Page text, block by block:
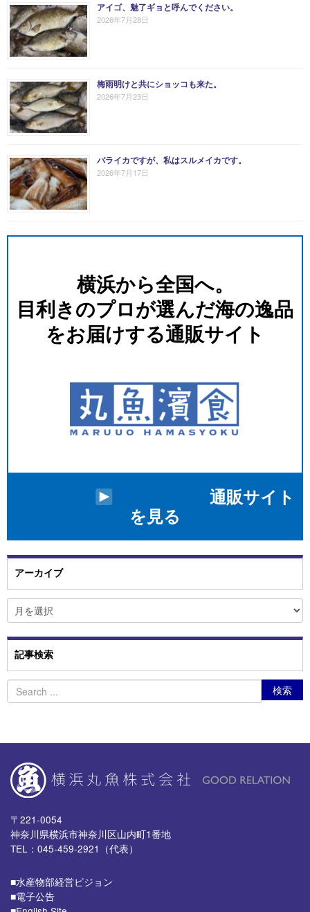
アイゴ、魅了ギョと呼んでください。
2026年7月28日
梅雨明けと共にショッコも来た。
2026年7月23日
バライカですが、私はスルメイカです。
2026年7月17日
横浜から全国へ。
⽬利きのプロが選んだ海の逸品
をお届けする通販サイト
通販サイト
を見る
アーカイブ
ア
ー
カ
イ
ブ
記事検索
〒221-0054
神奈川県横浜市神奈川区山内町1番地
TEL：045-459-2921（代表）
■⽔産物部経営ビジョン
■電子公告